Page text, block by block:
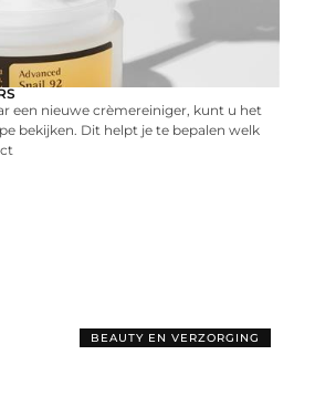
een nieuwe crèmereiniger, kunt u het
bekijken. Dit helpt je te bepalen welk
BEAUTY EN VERZORGING